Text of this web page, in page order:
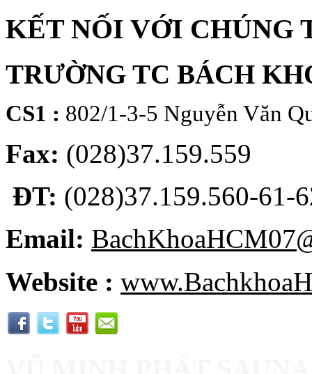
KẾT NỐI VỚI CHÚNG
TRƯỜNG TC BÁCH
CS1 : 802/1-3-5 Nguyễn Văn
Fax: (028)37.159.559
ĐT: (028)37.159.560-61-
Email:
Website :